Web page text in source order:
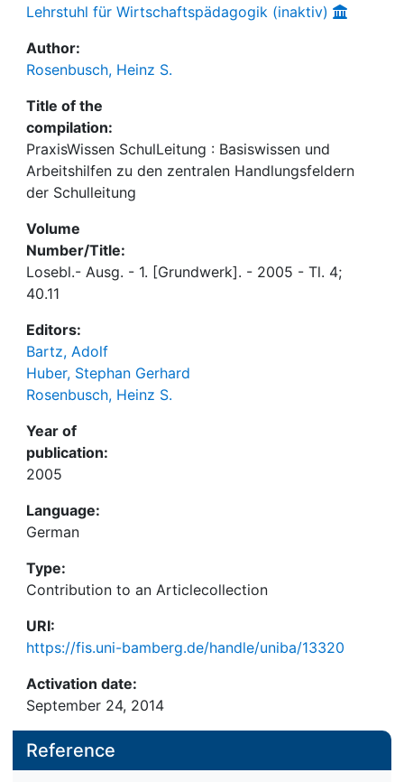
Lehrstuhl für Wirtschaftspädagogik (inaktiv)
Author:
Rosenbusch, Heinz S.
Title of the
compilation:
PraxisWissen SchulLeitung : Basiswissen und
Arbeitshilfen zu den zentralen Handlungsfeldern
der Schulleitung
Volume
Number/Title:
Losebl.- Ausg. - 1. [Grundwerk]. - 2005 - Tl. 4;
40.11
Editors:
Bartz, Adolf
Huber, Stephan Gerhard
Rosenbusch, Heinz S.
Year of
publication:
2005
Language:
German
Type:
Contribution to an Articlecollection
URI:
https://fis.uni-bamberg.de/handle/uniba/13320
Activation date:
September 24, 2014
Reference